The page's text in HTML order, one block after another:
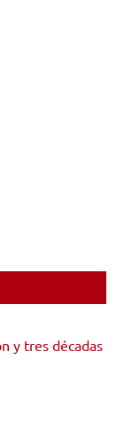
y tres décadas